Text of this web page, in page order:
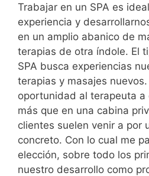
Trabajar en un SPA es
experiencia y
en un amplio abanico de
terapias de otra índole. El
SPA busca experiencias
terapias y masajes
oportunidad al terapeuta a
más que en una cabina
clientes suelen venir a por
concreto. Con lo cual me
elección, sobre todo los
nuestro desarrollo como